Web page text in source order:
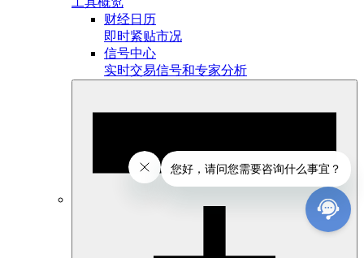
财经日历
即时紧贴市况
信号中心
实时交易信号和专家分析